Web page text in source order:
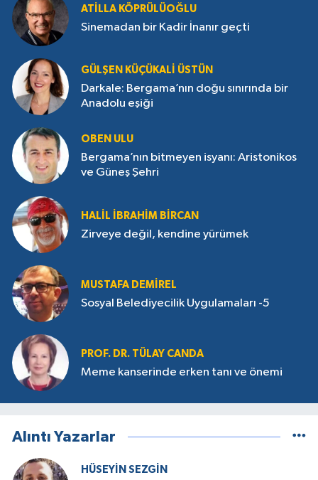
ATILLA KÖPRÜLÜOĞLU
Sinemadan bir Kadir İnanır geçti
GÜLŞEN KÜÇÜKALI ÜSTÜN
Darkale: Bergama’nın doğu sınırında bir
Anadolu eşiği
OBEN ULU
Bergama’nın bitmeyen isyanı: Aristonikos
ve Güneş Şehri
HALIL İBRAHIM BIRCAN
Zirveye değil, kendine yürümek
MUSTAFA DEMIREL
Sosyal Belediyecilik Uygulamaları -5
PROF. DR. TÜLAY CANDA
Meme kanserinde erken tanı ve önemi
Alıntı Yazarlar
HÜSEYIN SEZGIN